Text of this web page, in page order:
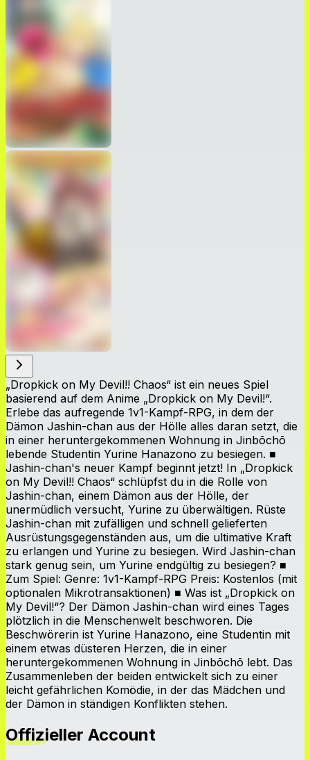
„Dropkick on My Devil!! Chaos“ ist ein neues Spiel
basierend auf dem Anime „Dropkick on My Devil!“.
Erlebe das aufregende 1v1-Kampf-RPG, in dem der
Dämon Jashin-chan aus der Hölle alles daran setzt, die
in einer heruntergekommenen Wohnung in Jinbōchō
lebende Studentin Yurine Hanazono zu besiegen. ■
Jashin-chan's neuer Kampf beginnt jetzt! In „Dropkick
on My Devil!! Chaos“ schlüpfst du in die Rolle von
Jashin-chan, einem Dämon aus der Hölle, der
unermüdlich versucht, Yurine zu überwältigen. Rüste
Jashin-chan mit zufälligen und schnell gelieferten
Ausrüstungsgegenständen aus, um die ultimative Kraft
zu erlangen und Yurine zu besiegen. Wird Jashin-chan
stark genug sein, um Yurine endgültig zu besiegen? ■
Zum Spiel: Genre: 1v1-Kampf-RPG Preis: Kostenlos (mit
optionalen Mikrotransaktionen) ■ Was ist „Dropkick on
My Devil!“? Der Dämon Jashin-chan wird eines Tages
plötzlich in die Menschenwelt beschworen. Die
Beschwörerin ist Yurine Hanazono, eine Studentin mit
einem etwas düsteren Herzen, die in einer
heruntergekommenen Wohnung in Jinbōchō lebt. Das
Zusammenleben der beiden entwickelt sich zu einer
leicht gefährlichen Komödie, in der das Mädchen und
der Dämon in ständigen Konflikten stehen.
Offizieller Account